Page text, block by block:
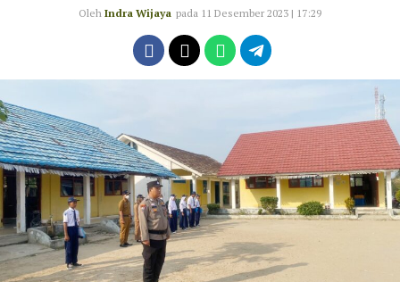
Oleh Indra Wijaya pada 11 Desember 2023 | 17:29